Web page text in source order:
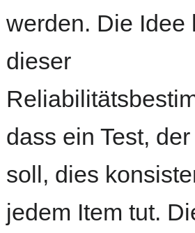
werden. Die Idee
dieser
dass ein Test,
soll, dies
jedem Item tut.